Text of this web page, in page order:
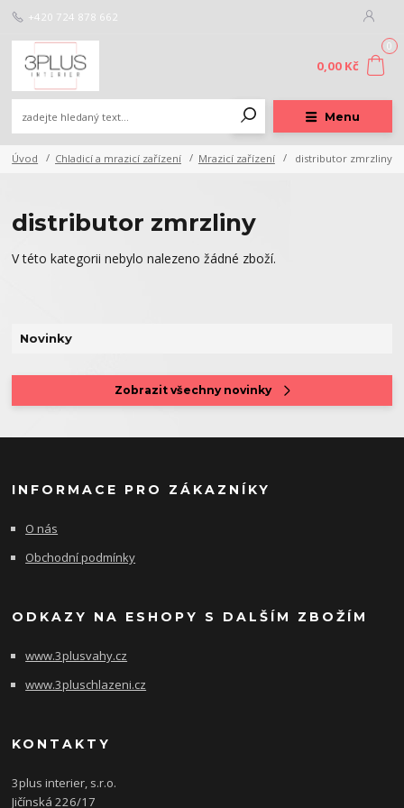
Menu
+420 724 878 662
0
0,00 Kč
Úvod Chladicí a mrazicí zařízení Mrazicí zařízení distributor zmrzliny
distributor zmrzliny
V této kategorii nebylo nalezeno žádné zboží.
Novinky
Zobrazit všechny novinky
INFORMACE PRO ZÁKAZNÍKY
O nás
Obchodní podmínky
ODKAZY NA ESHOPY S DALŠÍM ZBOŽÍM
www.3plusvahy.cz
www.3pluschlazeni.cz
KONTAKTY
3plus interier, s.r.o.
Jičínská 226/17